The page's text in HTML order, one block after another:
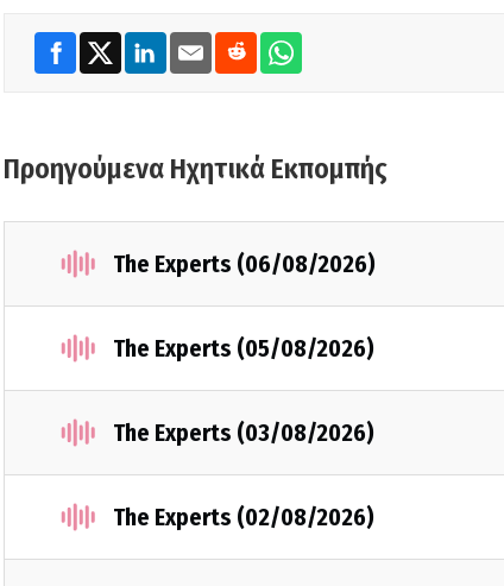
Προηγούμενα Ηχητικά Εκπομπής
The Experts (06/08/2026)
The Experts (05/08/2026)
The Experts (03/08/2026)
The Experts (02/08/2026)